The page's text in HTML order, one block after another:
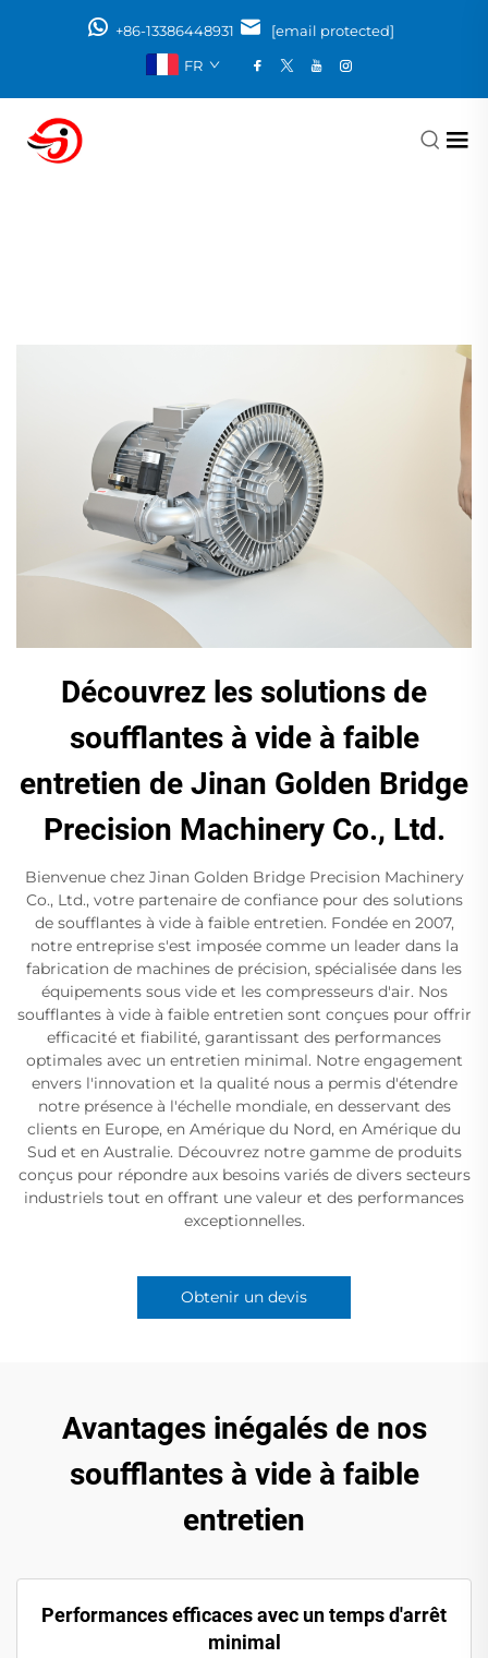
+86-13386448931
[email protected]
FR
Découvrez les solutions de
soufflantes à vide à faible
entretien de Jinan Golden Bridge
Precision Machinery Co., Ltd.
Bienvenue chez Jinan Golden Bridge Precision Machinery
Co., Ltd., votre partenaire de confiance pour des solutions
de soufflantes à vide à faible entretien. Fondée en 2007,
notre entreprise s'est imposée comme un leader dans la
fabrication de machines de précision, spécialisée dans les
équipements sous vide et les compresseurs d'air. Nos
soufflantes à vide à faible entretien sont conçues pour offrir
efficacité et fiabilité, garantissant des performances
optimales avec un entretien minimal. Notre engagement
envers l'innovation et la qualité nous a permis d'étendre
notre présence à l'échelle mondiale, en desservant des
clients en Europe, en Amérique du Nord, en Amérique du
Sud et en Australie. Découvrez notre gamme de produits
conçus pour répondre aux besoins variés de divers secteurs
industriels tout en offrant une valeur et des performances
exceptionnelles.
Obtenir un devis
Avantages inégalés de nos
soufflantes à vide à faible
entretien
Performances efficaces avec un temps d'arrêt
minimal